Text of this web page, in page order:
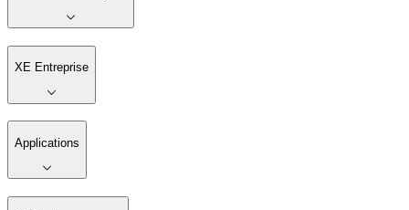
XE Entreprise
Applications